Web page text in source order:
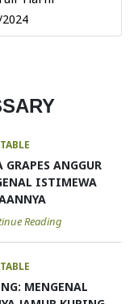
ANGGUR
ISTIMEWA
Reading
MENGENAL